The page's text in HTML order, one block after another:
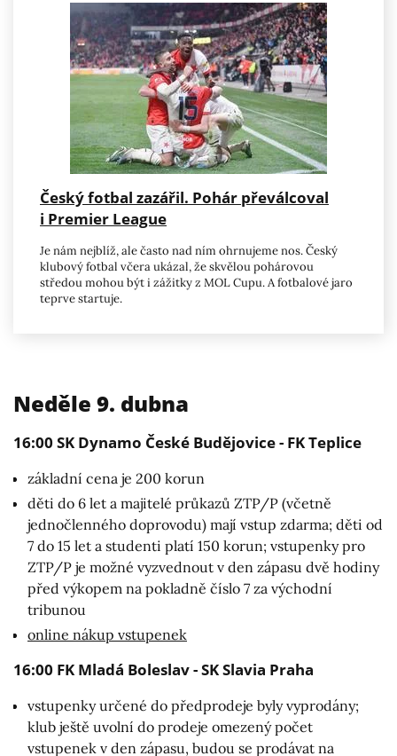
Český fotbal zazářil. Pohár převálcoval
i Premier League
Je nám nejblíž, ale často nad ním ohrnujeme nos. Český
klubový fotbal včera ukázal, že skvělou pohárovou
středou mohou být i zážitky z MOL Cupu. A fotbalové jaro
teprve startuje.
Neděle 9. dubna
16:00 SK Dynamo České Budějovice - FK Teplice
základní cena je 200 korun
děti do 6 let a majitelé průkazů ZTP/P (včetně
jednočlenného doprovodu) mají vstup zdarma; děti od
7 do 15 let a studenti platí 150 korun; vstupenky pro
ZTP/P je možné vyzvednout v den zápasu dvě hodiny
před výkopem na pokladně číslo 7 za východní
tribunou
online nákup vstupenek
16:00 FK Mladá Boleslav - SK Slavia Praha
vstupenky určené do předprodeje byly vyprodány;
klub ještě uvolní do prodeje omezený počet
vstupenek v den zápasu, budou se prodávat na